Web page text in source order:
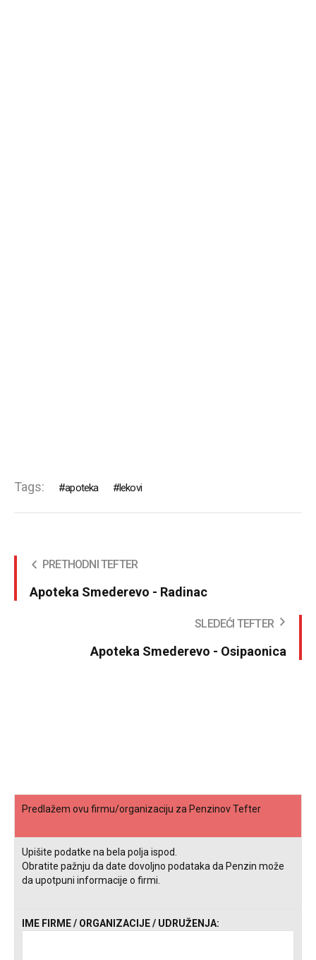
Tags: apoteka lekovi
PRETHODNI TEFTER
Apoteka Smederevo - Radinac
SLEDEĆI TEFTER
Apoteka Smederevo - Osipaonica
Predlažem ovu firmu/organizaciju za Penzinov Tefter
Upišite podatke na bela polja ispod.
Obratite pažnju da date dovoljno podataka da Penzin može
da upotpuni informacije o firmi.
IME FIRME / ORGANIZACIJE / UDRUŽENJA: